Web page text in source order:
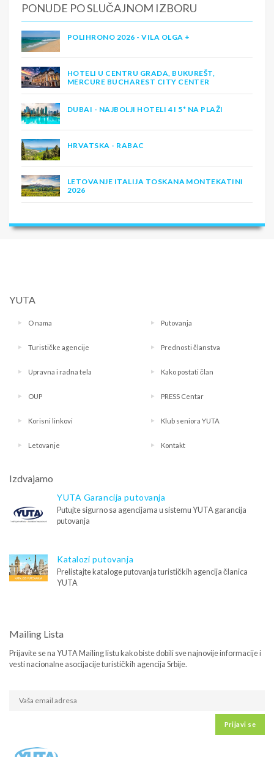
PONUDE PO SLUČAJNOM IZBORU
POLIHRONO 2026 - VILA OLGA +
HOTELI U CENTRU GRADA, BUKUREŠT,
MERCURE BUCHAREST CITY CENTER
DUBAI - NAJBOLJI HOTELI 4 I 5* NA PLAŽI
HRVATSKA - RABAC
LETOVANJE ITALIJA TOSKANA MONTEKATINI
2026
YUTA
O nama Putovanja
Turističke agencije Prednosti članstva
Upravna i radna tela Kako postati član
OUP PRESS Centar
Korisni linkovi Klub seniora YUTA
Letovanje Kontakt
Izdvajamo
YUTA Garancija putovanja
Putujte sigurno sa agencijama u sistemu YUTA garancija
putovanja
Katalozi putovanja
Prelistajte kataloge putovanja turističkih agencija članica
YUTA
Mailing Lista
Prijavite se na YUTA Mailing listu kako biste dobili sve najnovije informacije i
vesti nacionalne asocijacije turističkih agencija Srbije.
Prijavi se